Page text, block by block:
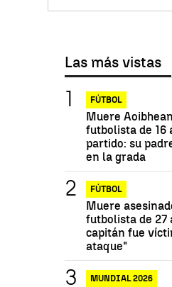
Las más vistas
FÚTBOL
Muere
futbolista de 16
partido: su
en la grada
FÚTBOL
Muere
futbolista de 27
capitán fue
ataque"
MUNDIAL 2026